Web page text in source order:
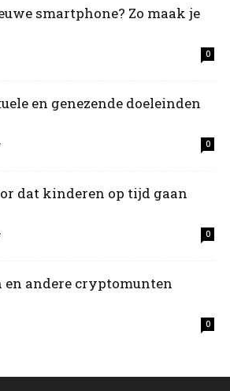
smartphone? Zo maak je
0
en genezende doeleinden
0
dat kinderen op tijd gaan
0
en andere cryptomunten
0